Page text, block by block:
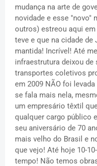
mudança na arte de
novidade e esse "novo"
outros) estreou aqui em
teve e que na cidade
mantida! Incrível! Até
infraestrutura deixou
transportes coletivos
em 2009 NÃO foi
se fala mais nela,
um empresário têxtil
qualquer cargo público
seu aniversário de 70
mais velho do Brasil e
que vejo! Até hoje 10-
tempo! Não temos